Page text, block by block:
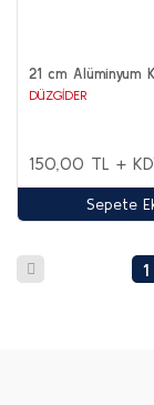
21 cm Alüminyum
DÜZGİDER
150,00 TL +
Sepete
1